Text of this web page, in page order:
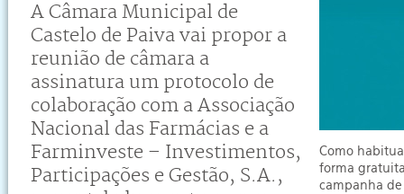
A Câmara Municipal de
Castelo de Paivavai propor a
reunião de câmara a
assinatura um protocolo de
colaboração com a Associação
Nacional das Farmácias e a
Farminveste – Investimentos,
Participações e Gestão, S.A.,
Como
forma
campanha